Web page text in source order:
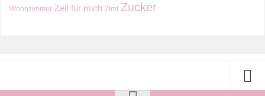
Wohnzimmer Zeit für mich Zimt Zucker